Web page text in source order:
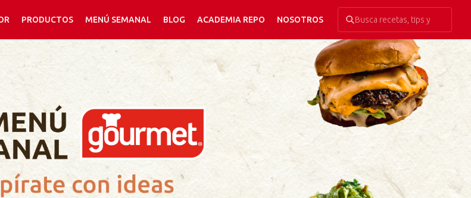
PRODUCTOS MENÚ SEMANAL BLOG ACADEMIA REPO NOSOTROS